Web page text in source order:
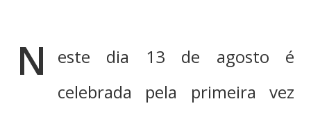
N
este dia 13 de agosto é
celebrada pela primeira vez